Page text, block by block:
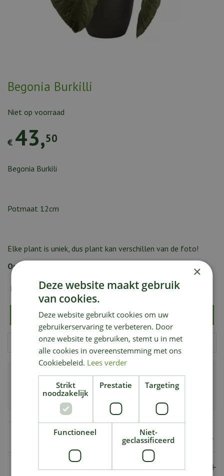
Begonia Burkilli
€ 43,50
Niet op voorraad
Begonia Burkili
Potmaat 12cm
Elke plant is uniek, dus plant kan verschillen van de foto!
Op de hoogte blijven van nieuwe voorraad?
E-mailadres:*
Groot aanbod bijzondere & zeldzame planten
Planten van de hoogste kwaliteit
Specificaties
Verzendkosten
×
Deze website maakt gebruik
van cookies.
Deze website gebruikt cookies om uw
gebruikerservaring te verbeteren. Door
onze website te gebruiken, stemt u in met
alle cookies in overeenstemming met ons
Cookiebeleid. Lees verder
Strikt
noodzakelijk
Prestatie Targeting
Functioneel
Niet-
geclassificeerd